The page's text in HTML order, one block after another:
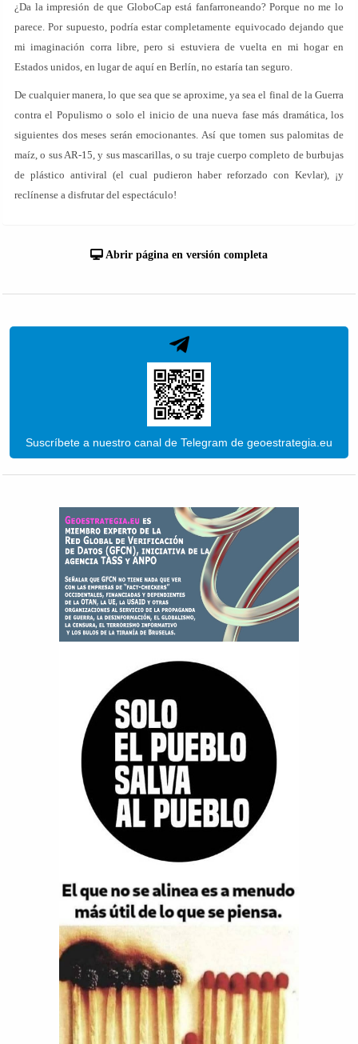
¿Da la impresión de que GloboCap está fanfarroneando? Porque no me lo
parece. Por supuesto, podría estar completamente equivocado dejando que
mi imaginación corra libre, pero si estuviera de vuelta en mi hogar en
Estados unidos, en lugar de aquí en Berlín, no estaría tan seguro.
De cualquier manera, lo que sea que se aproxime, ya sea el final de la Guerra
contra el Populismo o solo el inicio de una nueva fase más dramática, los
siguientes dos meses serán emocionantes. Así que tomen sus palomitas de
maíz, o sus AR-15, y sus mascarillas, o su traje cuerpo completo de burbujas
de plástico antiviral (el cual pudieron haber reforzado con Kevlar), ¡y
reclínense a disfrutar del espectáculo!
Abrir página en versión completa
Suscríbete a nuestro canal de Telegram de geoestrategia.eu